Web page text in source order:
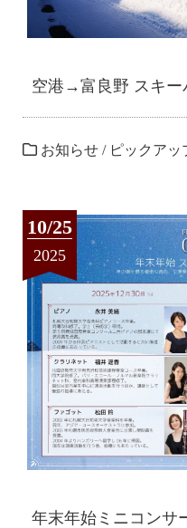
空港→富良野 スキー
お知らせ / ピックアッ
10/25
2025
年末年始ミニコンサ